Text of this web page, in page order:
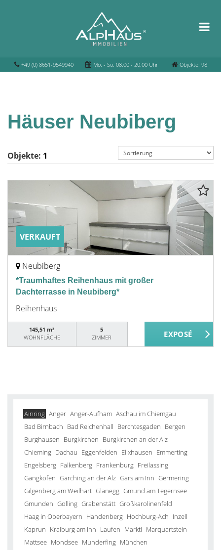
+49 (0) 8651-9549940 Mo. - So. 08.00 - 20.00 Uhr Objekte: 98
Häuser Neubiberg
Objekte: 1
VERKAUFT
Neubiberg
*Traumhaftes Reihenhaus mit großer
Dachterrasse in Neubiberg*
Reihenhaus
145,51 m²
WOHNFLÄCHE
5
ZIMMER
Ainring Anger Anger-Aufham Aschau im Chiemgau
Bad Birnbach Bad Reichenhall Berchtesgaden Bergen
Burghausen Burgkirchen Burgkirchen an der Alz
Chieming Dachau Eggenfelden Elixhausen Emmerting
Engelsberg Falkenberg Frankenburg Freilassing
Gangkofen Garching an der Alz Gars am Inn Germering
Gilgenberg am Weilhart Glanegg Gmund am Tegernsee
Gmunden Golling Grabenstätt Großkarolinenfeld
Haag in Oberbayern Handenberg Hochburg-Ach Inzell
Kaprun Kraiburg am Inn Laufen Marktl Marquartstein
Mattsee Mondsee Munderfing München